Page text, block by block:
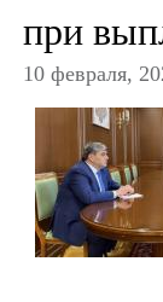
при
10 февраля,